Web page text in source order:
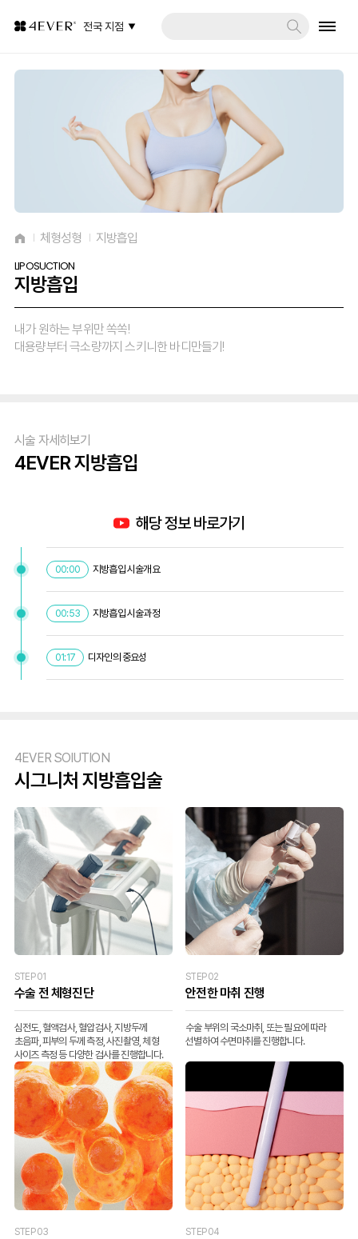
전국 지점
체형성형 지방흡입
LIPOSUCTION
지방흡입
내가 원하는 부위만 쏙쏙!
대용량부터 극소량까지 스키니한 바디만들기!
시술 자세히보기
4EVER 지방흡입
해당 정보 바로가기
00:00 지방흡입 시술개요
00:53 지방흡입 시술과정
01:17 디자인의 중요성
4EVER SOlUTION
시그니처 지방흡입술
STEP 01
수술 전 체형진단
심전도, 혈액검사, 혈압검사, 지방두께
초음파, 피부의 두께 측정, 사진촬영, 체형
사이즈 측정 등 다양한 검사를 진행합니다.
STEP 02
안전한 마취 진행
수술 부위의 국소마취, 또는 필요에 따라
선별하여 수면마취를 진행합니다.
STEP 03 STEP 04